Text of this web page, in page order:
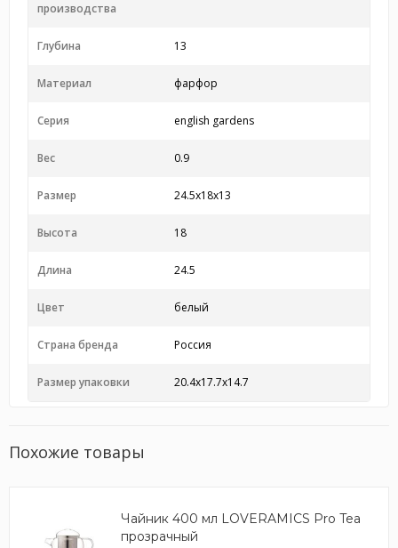
производства
Глубина 13
Материал фарфор
Серия english gardens
Вес 0.9
Размер 24.5x18x13
Высота 18
Длина 24.5
Цвет белый
Страна бренда Россия
Размер упаковки 20.4x17.7x14.7
Похожие товары
Чайник 400 мл LOVERAMICS Pro Tea
прозрачный